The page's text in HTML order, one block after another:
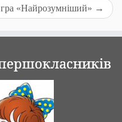
гра «Найрозумніший» →